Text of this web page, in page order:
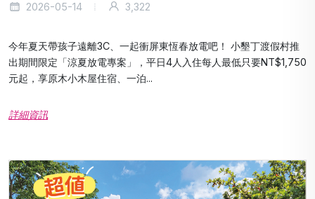
2026-05-14 3,322
今年夏天帶孩子遠離3C、一起衝屏東恆春放電吧！ 小墾丁渡假村推
出期間限定「涼夏放電專案」，平日4人入住每人最低只要NT$1,750
元起，享原木小木屋住宿、一泊...
詳細資訊